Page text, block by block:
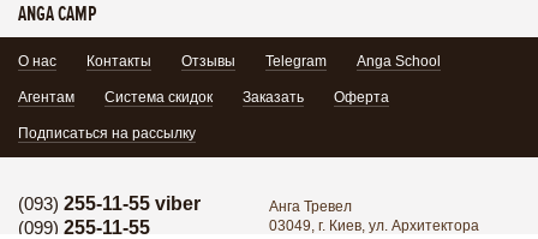
ANGA CAMP
О нас Контакты Отзывы Telegram Anga School
Агентам Система скидок Заказать Оферта
Подписаться на рассылку
(093) 255-11-55 viber
(099) 255-11-55
Анга Тревел
03049, г. Киев, ул. Архитектора